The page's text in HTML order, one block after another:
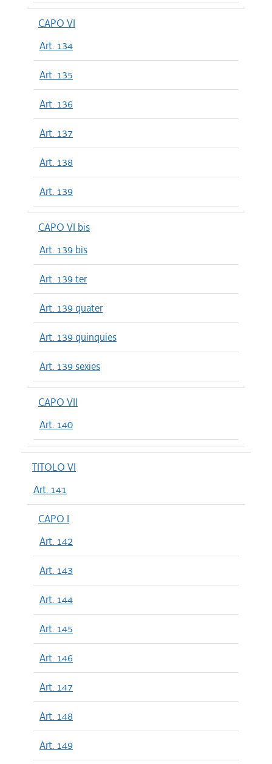
CAPO VI
Art. 134
Art. 135
Art. 136
Art. 137
Art. 138
Art. 139
CAPO VI bis
Art. 139 bis
Art. 139 ter
Art. 139 quater
Art. 139 quinquies
Art. 139 sexies
CAPO VII
Art. 140
TITOLO VI
Art. 141
CAPO I
Art. 142
Art. 143
Art. 144
Art. 145
Art. 146
Art. 147
Art. 148
Art. 149